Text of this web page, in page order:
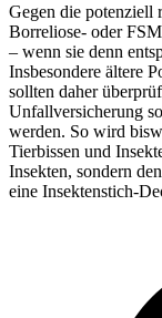
Gegen die potenziell
Borreliose- oder
– wenn sie denn
Insbesondere ältere
sollten daher
Unfallversicherung
werden. So wird
Tierbissen und
Insekten, sondern
eine Insektenstich-